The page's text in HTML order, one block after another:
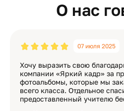
О нас
07 июля 2025
Хочу выразить свою
компании «Яркий кадр» за
фотоальбомы, которые мы
всего класса. Отдельное
предоставленный учителю